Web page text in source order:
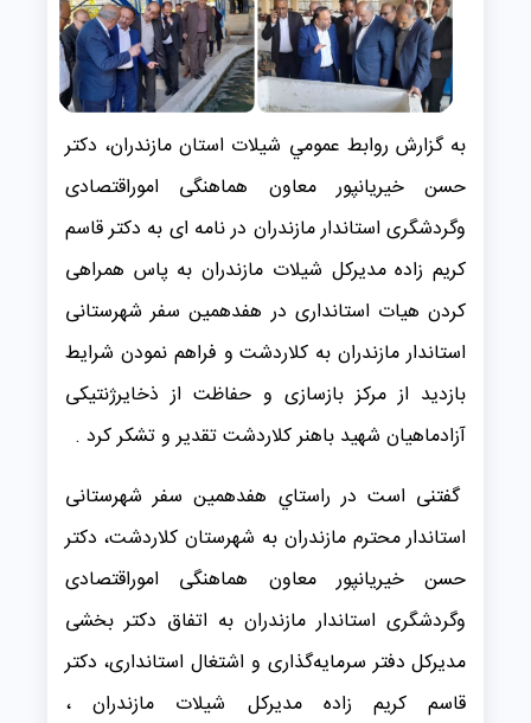
به گزارش روابط عمومي شیلات استان مازندران، دکتر
حسن خیریانپور معاون هماهنگی اموراقتصادی
وگردشگری استاندار مازندران در نامه ای به دکتر قاسم
کریم زاده مدیرکل شیلات مازندران به پاس همراهی
کردن هیات استانداری در هفدهمین سفر شهرستانی
استاندار مازندران به کلاردشت و فراهم نمودن شرایط
بازدید از مرکز بازسازی و حفاظت از ذخایرژنتیکی
آزادماهیان شهید باهنر کلاردشت تقدیر و تشکر کرد .
گفتنی است در راستاي هفدهمين سفر شهرستانی
استاندار محترم مازندران به شهرستان کلاردشت، دکتر
حسن‌ خیریانپور معاون هماهنگی اموراقتصادی
وگردشگری استاندار مازندران به اتفاق دکتر بخشی
مدیرکل دفتر سرمایه‌گذاری و اشتغال استانداری، دکتر
قاسم کریم زاده مدیرکل شیلات مازندران ،